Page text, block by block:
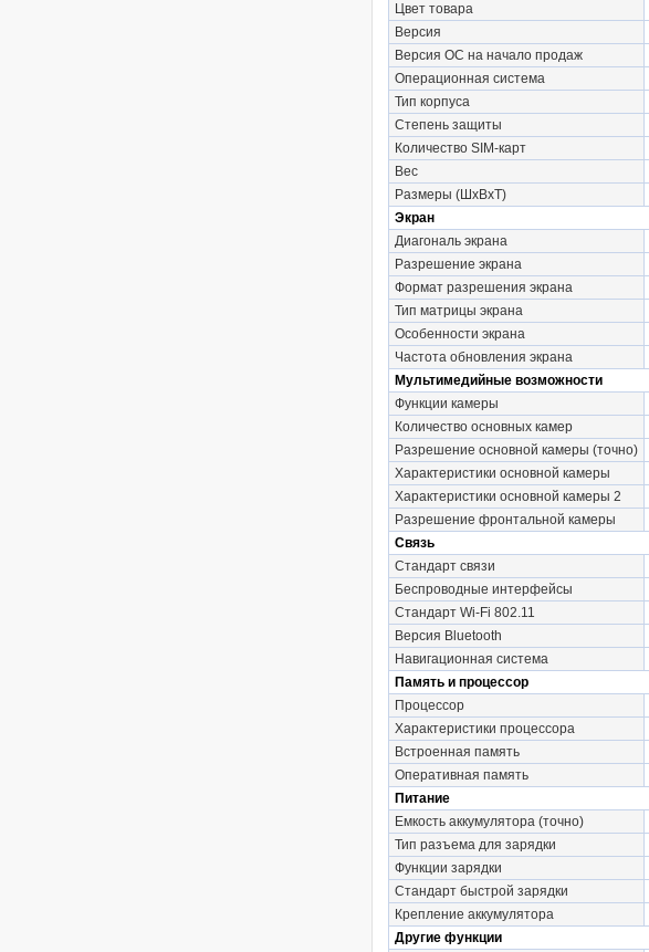
Цвет товара
Версия
Версия ОС на начало продаж
Операционная система
Тип корпуса
Степень защиты
Количество SIM-карт
Вес
Размеры (ШxВxТ)
Экран
Диагональ экрана
Разрешение экрана
Формат разрешения экрана
Тип матрицы экрана
Особенности экрана
Частота обновления экрана
Мультимедийные возможности
Функции камеры
Количество основных камер
Разрешение основной камеры (точно)
Характеристики основной камеры
Характеристики основной камеры 2
Разрешение фронтальной камеры
Связь
Стандарт связи
Беспроводные интерфейсы
Стандарт Wi-Fi 802.11
Версия Bluetooth
Навигационная система
Память и процессор
Процессор
Характеристики процессора
Встроенная память
Оперативная память
Питание
Емкость аккумулятора (точно)
Тип разъема для зарядки
Функции зарядки
Стандарт быстрой зарядки
Крепление аккумулятора
Другие функции